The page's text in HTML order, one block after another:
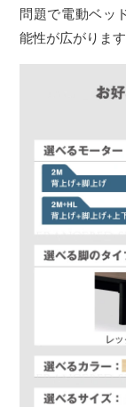
問題で電動ベッ
能性が広がります